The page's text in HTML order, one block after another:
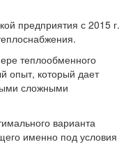
предприятия с 2015 г.
теплообменного
опыт, который дает
сложными
варианта
именно под условия